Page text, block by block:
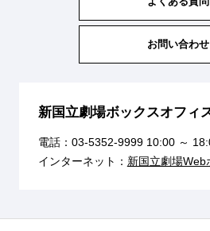
お問い合わせ
新国立劇場ボックスオフィ
電話： 03-5352-999910:00 ～
インターネット： 新国立劇場Web